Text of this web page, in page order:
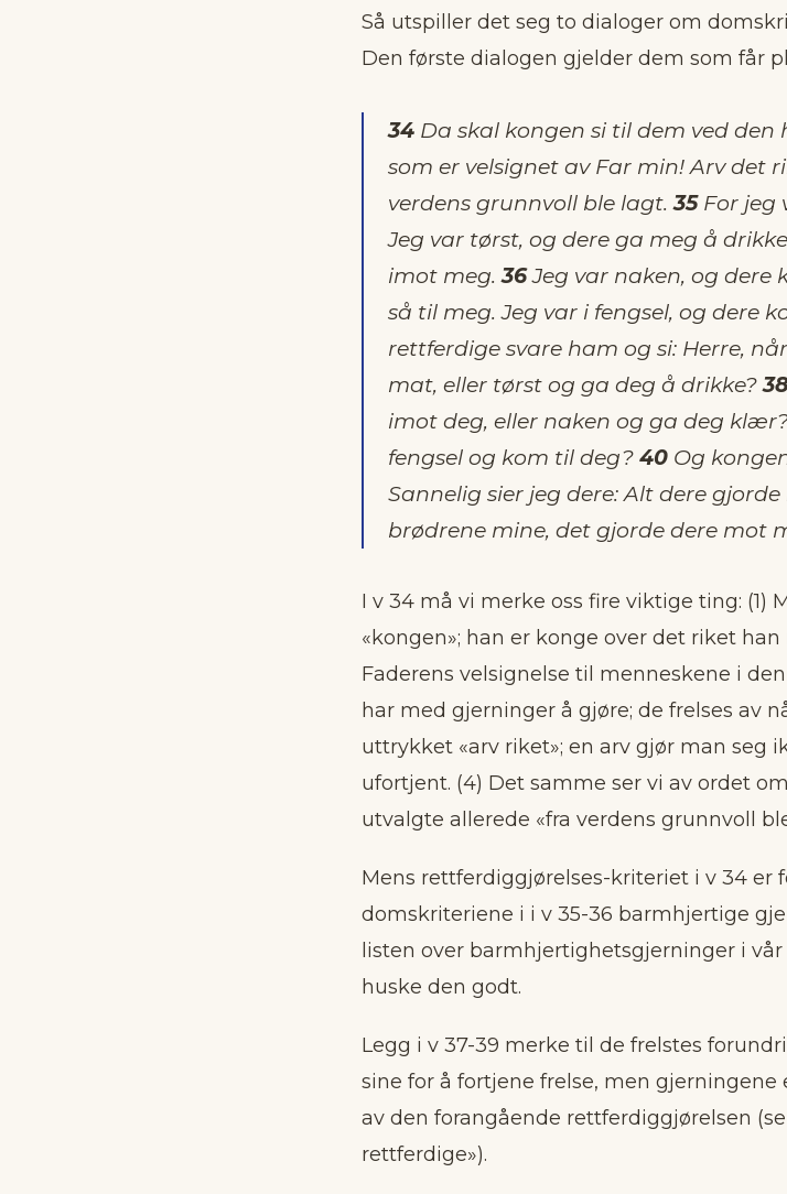
Så utspiller det seg to dialoger om
Den første dialogen gjelder dem som får
34 Da skal kongen si til dem ved den
som er velsignet av Far min! Arv det
verdens grunnvoll ble lagt.35For jeg
Jeg var tørst, og dere ga meg å
imot meg.36Jeg var naken, og dere
så til meg. Jeg var i fengsel, og dere
rettferdige svare ham og si: Herre,
mat, eller tørst og ga deg å drikke?
imot deg, eller naken og ga deg
fengsel og kom til deg? 40 Og
Sannelig sier jeg dere: Alt dere
brødrene mine, det gjorde dere mot
I v 34 må vi merke oss fire viktige ting: (1)
«kongen»; han er konge over det riket han
Faderens velsignelse til menneskene i
har med gjerninger å gjøre; de frelses av
uttrykket «arv riket»; en arv gjør man seg
ufortjent. (4) Det samme ser vi av ordet
utvalgte allerede «fra verdens grunnvoll
Mens rettferdiggjørelses-kriteriet i v 34 er
domskriteriene i i v 35-36 barmhjertige
listen over barmhjertighetsgjerninger i
huske den godt.
Legg i v 37-39 merke til de frelstes
sine for å fortjene frelse, men
av den forangående rettferdiggjørelsen
rettferdige»).